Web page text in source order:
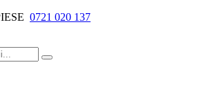
0721 020 137